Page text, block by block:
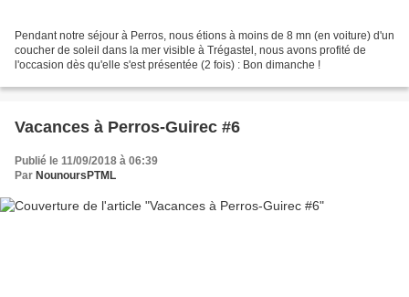
Pendant notre séjour à Perros, nous étions à moins de 8 mn (en voiture) d'un
coucher de soleil dans la mer visible à Trégastel, nous avons profité de
l'occasion dès qu'elle s'est présentée (2 fois) : Bon dimanche !
Vacances à Perros-Guirec #6
Publié le 11/09/2018 à 06:39
Par NounoursPTML